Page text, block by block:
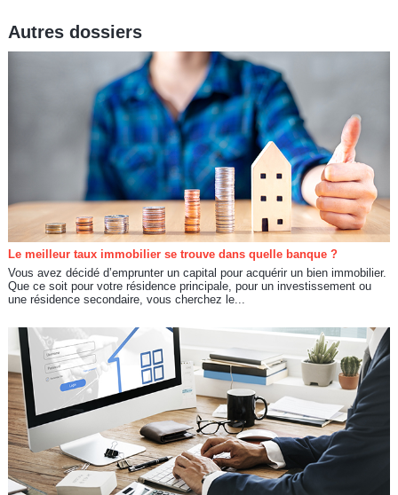
Autres dossiers
Le meilleur taux immobilier se trouve dans quelle banque ?
Vous avez décidé d’emprunter un capital pour acquérir un bien immobilier.
Que ce soit pour votre résidence principale, pour un investissement ou
une résidence secondaire, vous cherchez le...